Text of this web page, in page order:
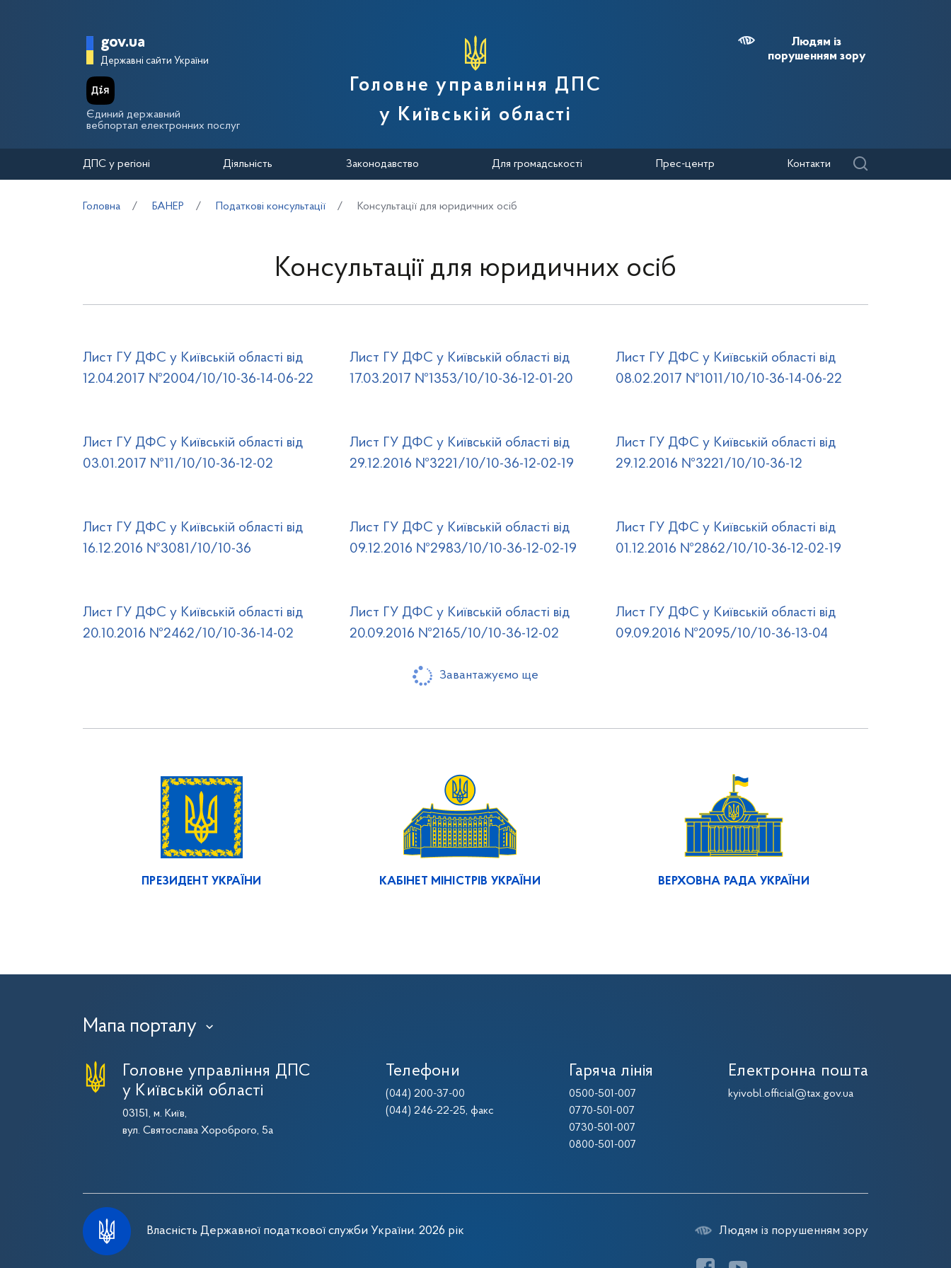
Головна сторінка Державної податкової служби України
gov.ua
Державні сайти України
Єдиний державний
вебпортал електронних послуг
Головне управління ДПС
у Київській області
Людям із
порушенням зору
ДПС у регіоні Діяльність Законодавство Для громадськості Прес-центр Контакти
Головна БАНЕР Податкові консультації Консультації для юридичних осіб
Консультації для юридичних осіб
Лист ГУ ДФС у Київській області від
12.04.2017 №2004/10/10-36-14-06-22
Лист ГУ ДФС у Київській області від
17.03.2017 №1353/10/10-36-12-01-20
Лист ГУ ДФС у Київській області від
08.02.2017 №1011/10/10-36-14-06-22
Лист ГУ ДФС у Київській області від
03.01.2017 №11/10/10-36-12-02
Лист ГУ ДФС у Київській області від
29.12.2016 №3221/10/10-36-12-02-19
Лист ГУ ДФС у Київській області від
29.12.2016 №3221/10/10-36-12
Лист ГУ ДФС у Київській області від
16.12.2016 №3081/10/10-36
Лист ГУ ДФС у Київській області від
09.12.2016 №2983/10/10-36-12-02-19
Лист ГУ ДФС у Київській області від
01.12.2016 №2862/10/10-36-12-02-19
Лист ГУ ДФС у Київській області від
20.10.2016 №2462/10/10-36-14-02
Лист ГУ ДФС у Київській області від
20.09.2016 №2165/10/10-36-12-02
Лист ГУ ДФС у Київській області від
09.09.2016 №2095/10/10-36-13-04
Завантажуємо ще
ПРЕЗИДЕНТ УКРАЇНИ КАБІНЕТ МІНІСТРІВ УКРАЇНИ ВЕРХОВНА РАДА УКРАЇНИ
Мапа порталу ›
Головне управління ДПС
у Київській області
03151, м. Київ,
вул. Святослава Хороброго, 5а
Телефони
(044) 200-37-00
(044) 246-22-25, факс
Гаряча лінія
0500-501-007
0770-501-007
0730-501-007
0800-501-007
Електронна пошта
kyivobl.official@tax.gov.ua
Власність Державної податкової служби України. 2026 рік Людям із порушенням зору